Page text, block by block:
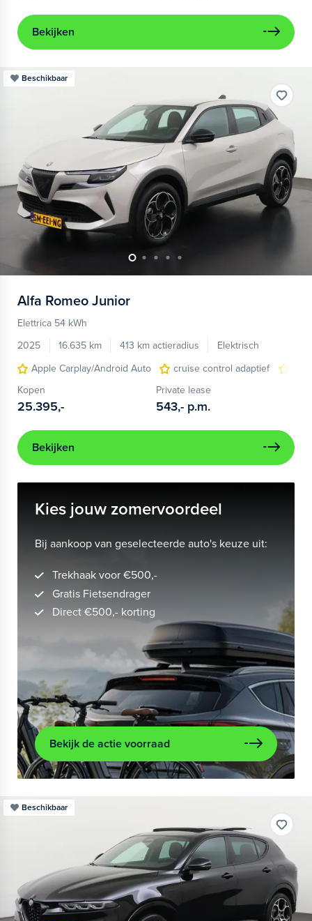
Bekijken
Beschikbaar
Alfa Romeo Junior
Elettrica 54 kWh
2025
16.635 km 413 km actieradius
Elektrisch
Apple Carplay/Android Auto
cruise control adaptief
Kopen
25.395,-
Private lease
543,- p.m.
Bekijken
Kies jouw zomervoordeel
Bij aankoop van geselecteerde auto's keuze uit:
Trekhaak voor €500,-
Gratis Fietsendrager
Direct €500,- korting
Bekijk de actie voorraad
Beschikbaar